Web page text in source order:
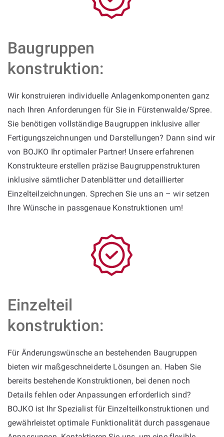
Baugruppen
konstruktion:
Wir konstruieren individuelle Anlagenkomponenten ganz
nach Ihren Anforderungen für Sie in Fürstenwalde/Spree.
Sie benötigen vollständige Baugruppen inklusive aller
Fertigungszeichnungen und Darstellungen? Dann sind wir
von BOJKO Ihr optimaler Partner! Unsere erfahrenen
Konstrukteure erstellen präzise Baugruppenstrukturen
inklusive sämtlicher Datenblätter und detaillierter
Einzelteilzeichnungen. Sprechen Sie uns an – wir setzen
Ihre Wünsche in passgenaue Konstruktionen um!
Einzelteil
konstruktion:
Für Änderungswünsche an bestehenden Baugruppen
bieten wir maßgeschneiderte Lösungen an. Haben Sie
bereits bestehende Konstruktionen, bei denen noch
Details fehlen oder Anpassungen erforderlich sind?
BOJKO ist Ihr Spezialist für Einzelteilkonstruktionen und
gewährleistet optimale Funktionalität durch passgenaue